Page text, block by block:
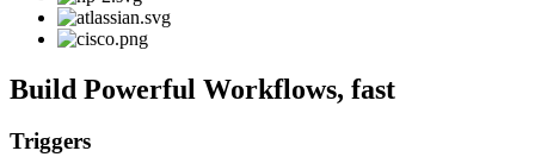
Build Powerful Workflows, fast
Triggers